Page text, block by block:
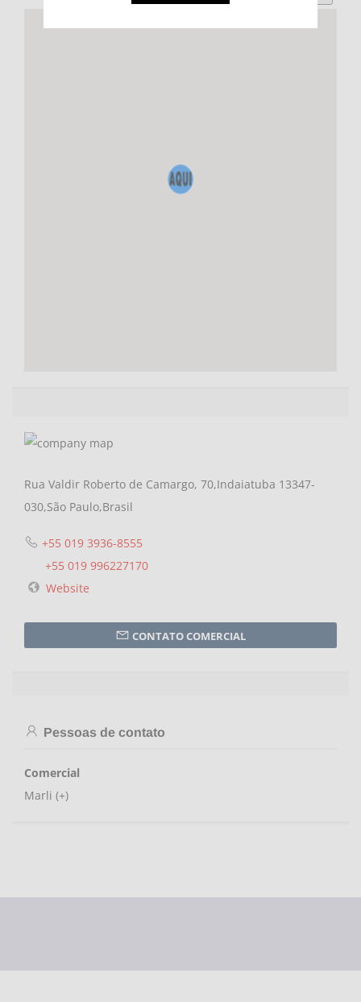
Rua Valdir Roberto de Camargo, 70,Indaiatuba 13347-
030,São Paulo,Brasil
+55 019 3936-8555
+55 019 996227170
Website
CONTATO COMERCIAL
Pessoas de contato
Comercial
Marli (+)